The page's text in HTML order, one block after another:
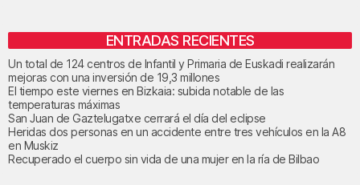
ENTRADAS RECIENTES
Un total de 124 centros de Infantil y Primaria de Euskadi realizarán
mejoras con una inversión de 19,3 millones
El tiempo este viernes en Bizkaia: subida notable de las
temperaturas máximas
San Juan de Gaztelugatxe cerrará el día del eclipse
Heridas dos personas en un accidente entre tres vehículos en la A8
en Muskiz
Recuperado el cuerpo sin vida de una mujer en la ría de Bilbao